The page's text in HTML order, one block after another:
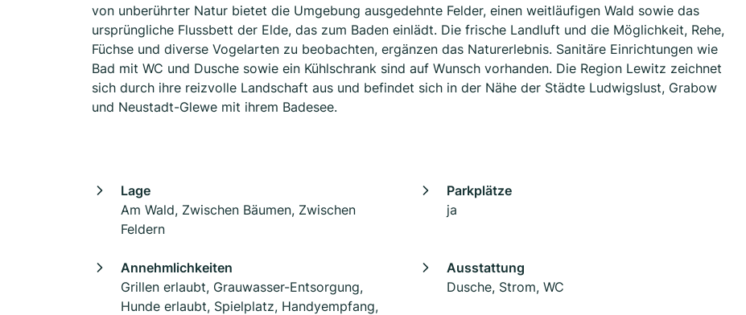
von unberührter Natur bietet die Umgebung ausgedehnte Felder, einen weitläufigen Wald sowie das
ursprüngliche Flussbett der Elde, das zum Baden einlädt. Die frische Landluft und die Möglichkeit, Rehe,
Füchse und diverse Vogelarten zu beobachten, ergänzen das Naturerlebnis. Sanitäre Einrichtungen wie
Bad mit WC und Dusche sowie ein Kühlschrank sind auf Wunsch vorhanden. Die Region Lewitz zeichnet
sich durch ihre reizvolle Landschaft aus und befindet sich in der Nähe der Städte Ludwigslust, Grabow
und Neustadt-Glewe mit ihrem Badesee.
Lage
Am Wald, Zwischen Bäumen, Zwischen
Feldern
Parkplätze
ja
Annehmlichkeiten
Grillen erlaubt, Grauwasser-Entsorgung,
Hunde erlaubt, Spielplatz, Handyempfang,
Ausstattung
Dusche, Strom, WC